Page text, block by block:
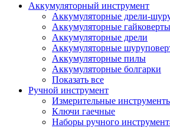
Аккумуляторный инструмент
Аккумуляторные дрели-
Аккумуляторные гайковерты
Аккумуляторные дрели
Аккумуляторные
Аккумуляторные пилы
Аккумуляторные болгарки
Показать все
Ручной инструмент
Измерительные
Ключи гаечные
Наборы ручного